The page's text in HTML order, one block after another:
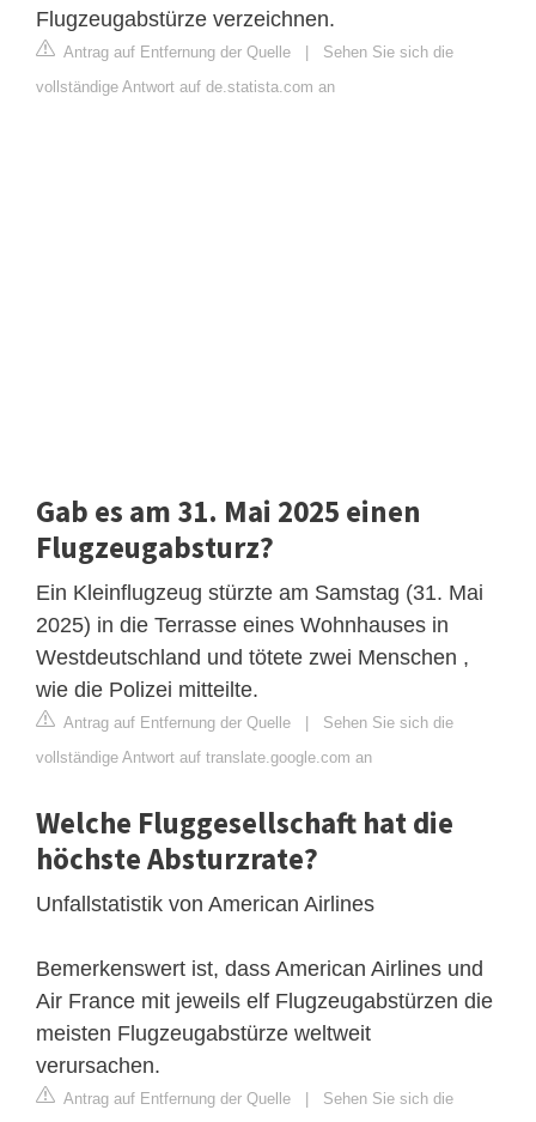
Flugzeugabstürze verzeichnen.
Antrag auf Entfernung der Quelle | Sehen Sie sich die
vollständige Antwort auf de.statista.com an
Gab es am 31. Mai 2025 einen
Flugzeugabsturz?
Ein Kleinflugzeug stürzte am Samstag (31. Mai
2025) in die Terrasse eines Wohnhauses in
Westdeutschland und tötete zwei Menschen ,
wie die Polizei mitteilte.
Antrag auf Entfernung der Quelle | Sehen Sie sich die
vollständige Antwort auf translate.google.com an
Welche Fluggesellschaft hat die
höchste Absturzrate?
Unfallstatistik von American Airlines
Bemerkenswert ist, dass American Airlines und
Air France mit jeweils elf Flugzeugabstürzen die
meisten Flugzeugabstürze weltweit
verursachen.
Antrag auf Entfernung der Quelle | Sehen Sie sich die